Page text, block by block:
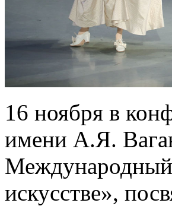
16 ноября в
имени А.Я.
Международный
искусстве»,